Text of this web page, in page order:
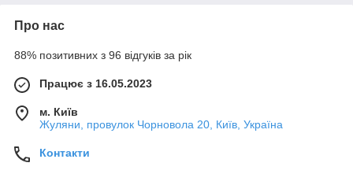
Про нас
88% позитивних з 96 відгуків за рік
Працює з 16.05.2023
м. Київ
Жуляни, провулок Чорновола 20, Київ, Україна
Контакти